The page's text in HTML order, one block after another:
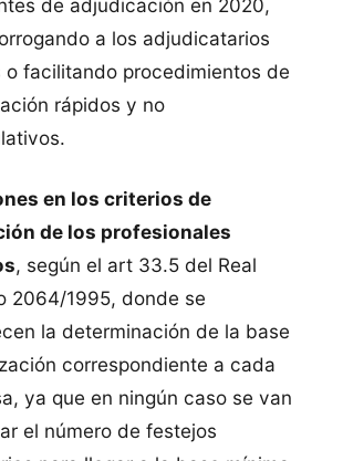
a los adjudicatarios
o facilitando procedimientos de
rápidos y no
en los criterios de
de los profesionales
, según el art 33.5 del Real
2064/1995, donde se
la determinación de la base
correspondiente a cada
ya que en ningún caso se van
el número de festejos